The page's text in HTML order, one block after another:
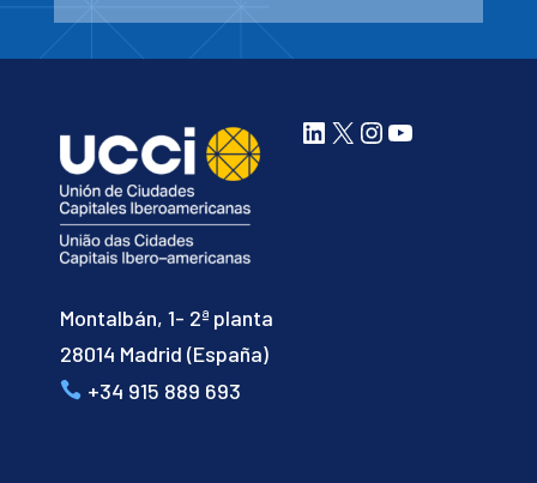
Montalbán, 1- 2ª planta
28014 Madrid (España)
+34 915 889 693
LinkedIn
X Instagram
YouTube